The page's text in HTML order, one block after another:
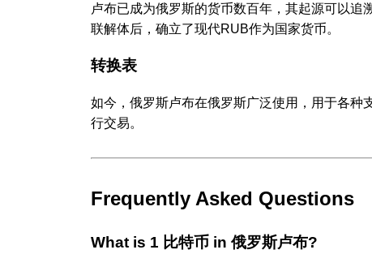
卢布已成为俄罗斯的货币数百年，其起源可以
联解体后，确立了现代RUB作为国家货币。
转换表
如今，俄罗斯卢布在俄罗斯广泛使用，用于各种
行交易。
Frequently Asked Questions
What is 1 比特币 in 俄罗斯卢布?